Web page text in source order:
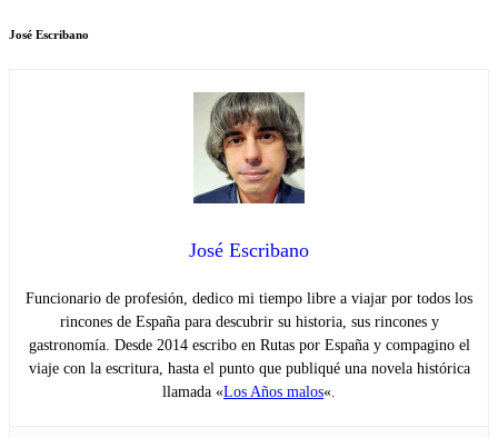
José Escribano
José Escribano
Funcionario de profesión, dedico mi tiempo libre a viajar por todos los
rincones de España para descubrir su historia, sus rincones y
gastronomía. Desde 2014 escribo en Rutas por España y compagino el
viaje con la escritura, hasta el punto que publiqué una novela histórica
llamada «Los Años malos«.